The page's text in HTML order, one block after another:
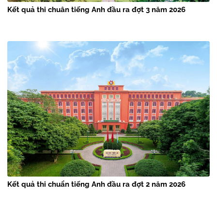
Kết quả thi chuân tiếng Anh đầu ra đợt 3 năm 2026
Kết quả thi chuẩn tiếng Anh đầu ra đợt 2 năm 2026